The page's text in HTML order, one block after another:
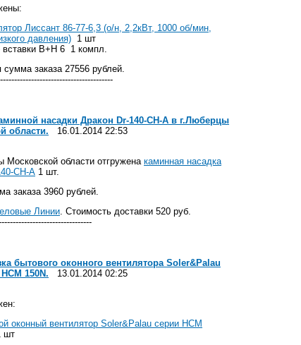
Лиссант 86-77-6,3 (о/н, 2,2кВт, 1000 об/мин,
давления) 1 шт
вставки В+Н 6 1 компл.
заказа 27556 рублей.
насадки Дракон Dr-140-CH-A в г.Люберцы
области. 16.01.2014 22:53
Московской области отгруженакаминная насадка
CH-A 1 шт.
заказа 3960 рублей.
Линии. Стоимость доставки 520 руб.
бытового оконного вентилятора Soler&Palau
150N. 13.01.2014 02:25
оконный вентилятор Soler&Palau серии HCM
шт